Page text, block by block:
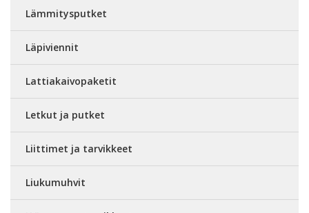
Lämmitysputket
Läpiviennit
Lattiakaivopaketit
Letkut ja putket
Liittimet ja tarvikkeet
Liukumuhvit